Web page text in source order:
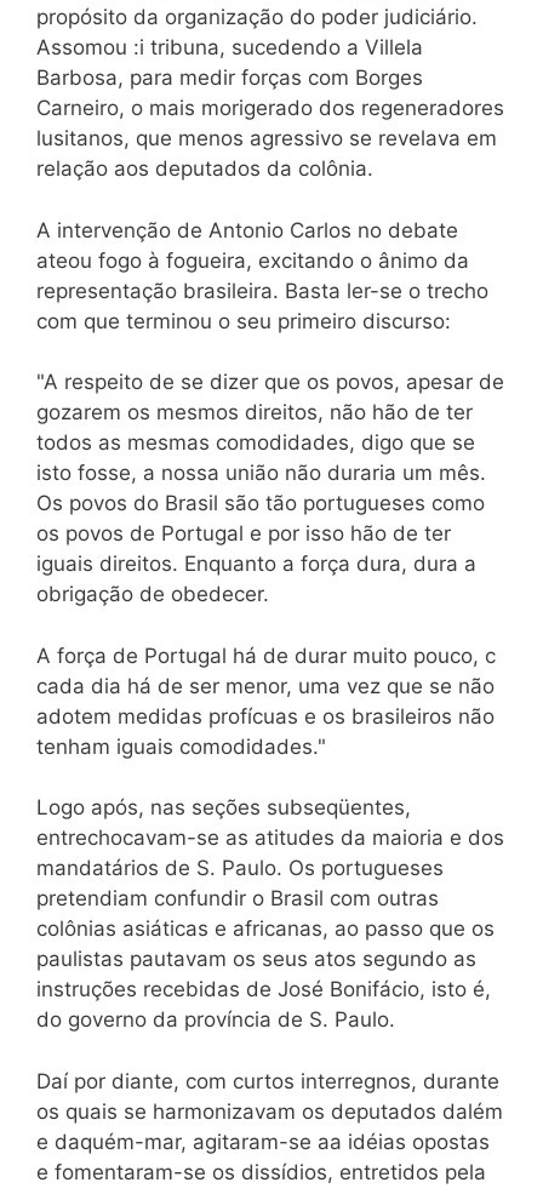
propósito da organização do poder judiciário.
Assomou :i tribuna, sucedendo a Villela
Barbosa, para medir forças com Borges
Carneiro, o mais morigerado dos regeneradores
lusitanos, que menos agressivo se revelava em
relação aos deputados da colônia.
A intervenção de Antonio Carlos no debate
ateou fogo à fogueira, excitando o ânimo da
representação brasileira. Basta ler-se o trecho
com que terminou o seu primeiro discurso:
"A respeito de se dizer que os povos, apesar de
gozarem os mesmos direitos, não hão de ter
todos as mesmas comodidades, digo que se
isto fosse, a nossa união não duraria um mês.
Os povos do Brasil são tão portugueses como
os povos de Portugal e por isso hão de ter
iguais direitos. Enquanto a força dura, dura a
obrigação de obedecer.
A força de Portugal há de durar muito pouco, c
cada dia há de ser menor, uma vez que se não
adotem medidas profícuas e os brasileiros não
tenham iguais comodidades."
Logo após, nas seções subseqüentes,
entrechocavam-se as atitudes da maioria e dos
mandatários de S. Paulo. Os portugueses
pretendiam confundir o Brasil com outras
colônias asiáticas e africanas, ao passo que os
paulistas pautavam os seus atos segundo as
instruções recebidas de José Bonifácio, isto é,
do governo da província de S. Paulo.
Daí por diante, com curtos interregnos, durante
os quais se harmonizavam os deputados dalém
e daquém-mar, agitaram-se aa idéias opostas
e fomentaram-se os dissídios, entretidos pela